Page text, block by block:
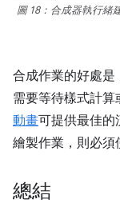
圖 18：合成器執行緒
合成作業的好處是
需要等待樣式計算
動畫可提供最佳的
繪製作業，則必須
總結